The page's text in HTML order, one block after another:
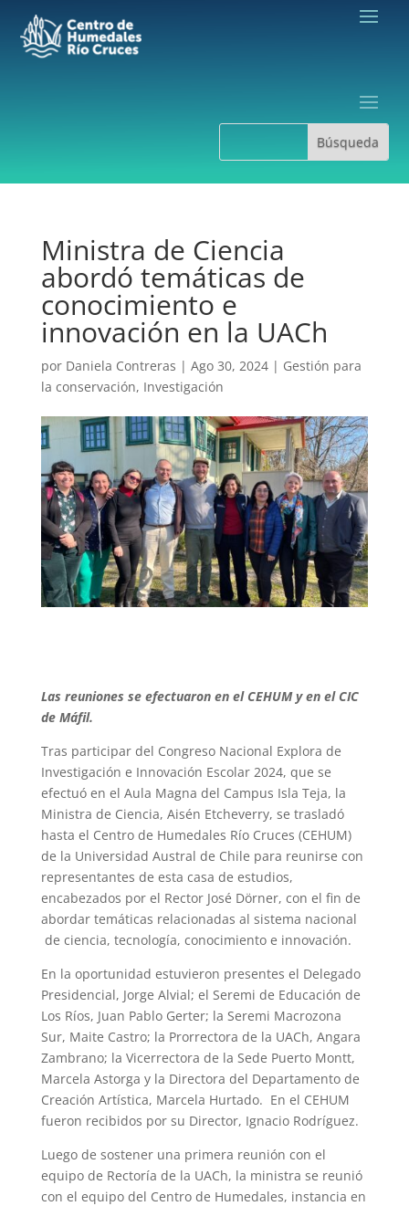
Ministra de Ciencia
abordó temáticas de
conocimiento e
innovación en la UACh
por Daniela Contreras | Ago 30, 2024| Gestión para
la conservación, Investigación
Las reuniones se efectuaron en el CEHUM y en el CIC
de Máfil.
Tras participar del Congreso Nacional Explora de
Investigación e Innovación Escolar 2024, que se
efectuó en el Aula Magna del Campus Isla Teja, la
Ministra de Ciencia, Aisén Etcheverry, se trasladó
hasta el Centro de Humedales Río Cruces (CEHUM)
de la Universidad Austral de Chile para reunirse con
representantes de esta casa de estudios,
encabezados por el Rector José Dörner, con el fin de
abordar temáticas relacionadas al sistema nacional
de ciencia, tecnología, conocimiento e innovación.
En la oportunidad estuvieron presentes el Delegado
Presidencial, Jorge Alvial; el Seremi de Educación de
Los Ríos, Juan Pablo Gerter; la Seremi Macrozona
Sur, Maite Castro; la Prorrectora de la UACh, Angara
Zambrano; la Vicerrectora de la Sede Puerto Montt,
Marcela Astorga y la Directora del Departamento de
Creación Artística, Marcela Hurtado. En el CEHUM
fueron recibidos por su Director, Ignacio Rodríguez.
Luego de sostener una primera reunión con el
equipo de Rectoría de la UACh, la ministra se reunió
con el equipo del Centro de Humedales, instancia en